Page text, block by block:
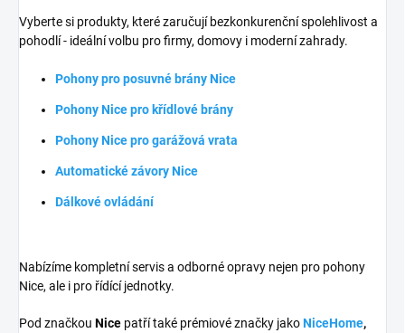
Vyberte si produkty, které zaručují bezkonkurenční spolehlivost a
pohodlí - ideální volbu pro firmy, domovy i moderní zahrady.
Pohony pro posuvné brány Nice
Pohony Nice pro křídlové brány
Pohony Nice pro garážová vrata
Automatické závory Nice
Dálkové ovládání
Nabízíme kompletní servis a odborné opravy nejen pro pohony
Nice, ale i pro řídící jednotky.
Pod značkou Nice patří také prémiové značky jakoNiceHome,